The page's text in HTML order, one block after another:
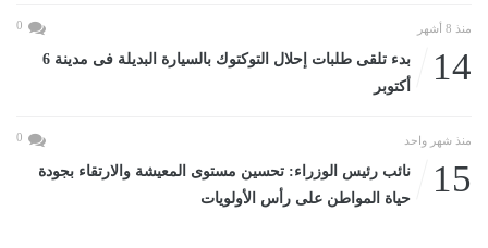
منذ 8 أشهر 0
14
بدء تلقى طلبات إحلال التوكتوك بالسيارة البديلة فى مدينة 6
أكتوبر
منذ شهر واحد 0
15
نائب رئيس الوزراء: تحسين مستوى المعيشة والارتقاء بجودة
حياة المواطن على رأس الأولويات